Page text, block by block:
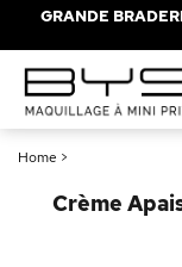
GRANDE
Home >
Crème
Solaire